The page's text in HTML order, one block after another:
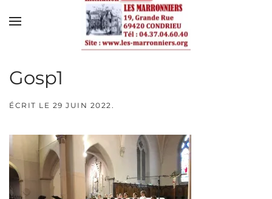
Skip to main content
Gosp1
ÉCRIT LE 29 JUIN 2022.